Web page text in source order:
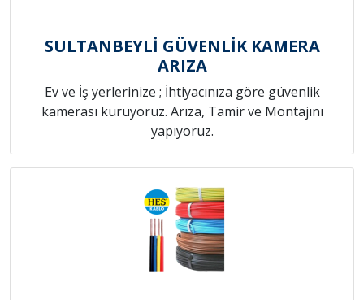
SULTANBEYLİ GÜVENLİK KAMERA
ARIZA
Ev ve İş yerlerinize ; İhtiyacınıza göre güvenlik
kamerası kuruyoruz. Arıza, Tamir ve Montajını
yapıyoruz.